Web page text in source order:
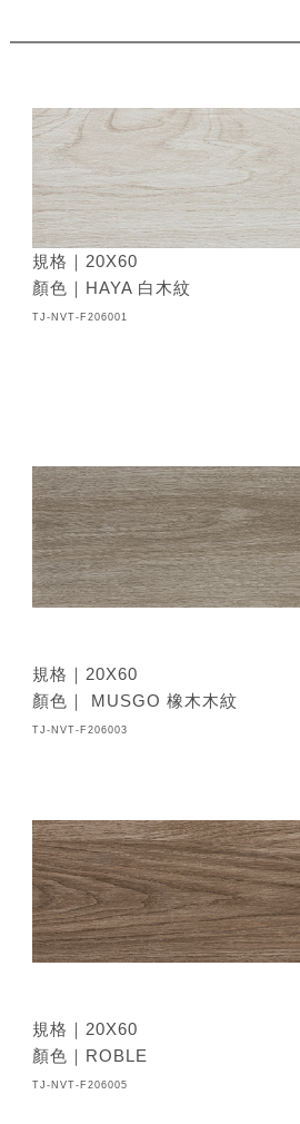
規格｜20X60
顏色｜HAYA 白木紋
TJ-NVT-F206001
規格｜20X60
顏色｜ MUSGO 橡木木紋
TJ-NVT-F206003
規格｜20X60
顏色｜ROBLE
TJ-NVT-F206005